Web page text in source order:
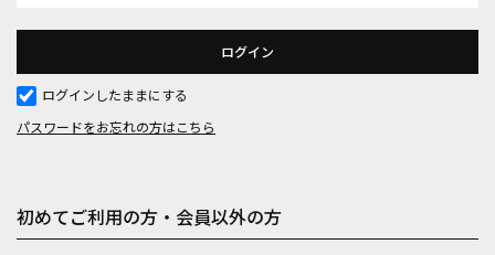
ログインしたままにする
パスワードをお忘れの方はこちら
初めてご利用の方・会員以外の方